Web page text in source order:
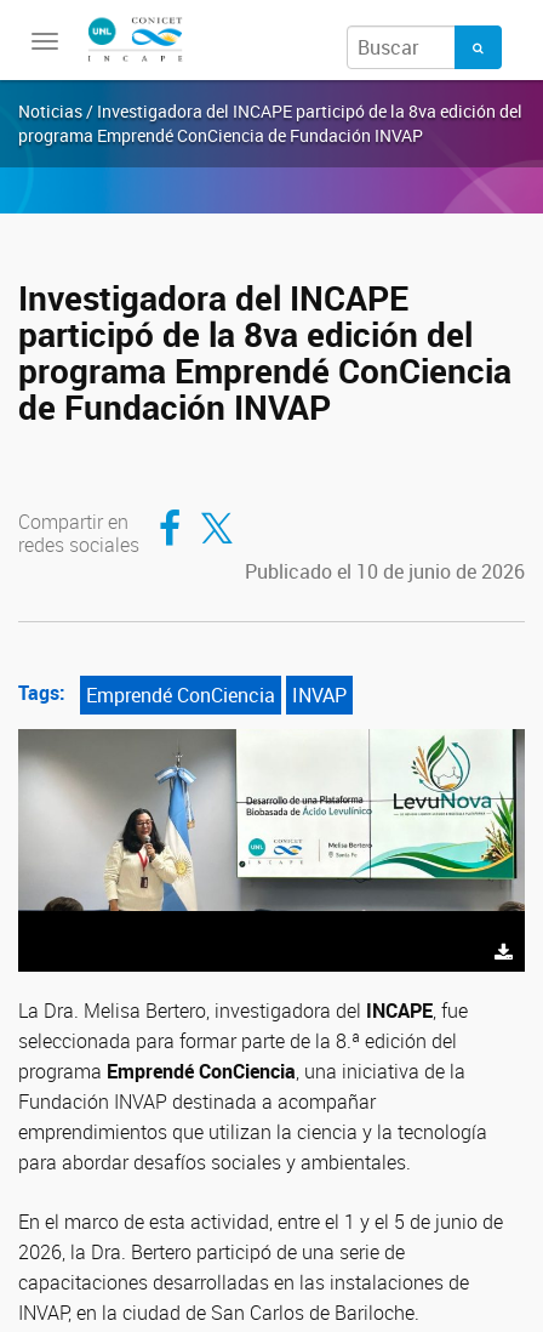
Toggle
Noticias / Investigadora del INCAPE participó de la 8va edición del
programa Emprendé ConCiencia de Fundación INVAP
Investigadora del INCAPE
participó de la 8va edición del
programa Emprendé ConCiencia
de Fundación INVAP
Compartir en
redes sociales
Compartir en Facebook
Compartir en Twitter
Publicado el 10 de junio de 2026
Tags: Emprendé ConCiencia INVAP
La Dra. Melisa Bertero, investigadora del INCAPE, fue
seleccionada para formar parte de la 8.ª edición del
programa Emprendé ConCiencia, una iniciativa de la
Fundación INVAP destinada a acompañar
emprendimientos que utilizan la ciencia y la tecnología
para abordar desafíos sociales y ambientales.
En el marco de esta actividad, entre el 1 y el 5 de junio de
2026, la Dra. Bertero participó de una serie de
capacitaciones desarrolladas en las instalaciones de
INVAP, en la ciudad de San Carlos de Bariloche.